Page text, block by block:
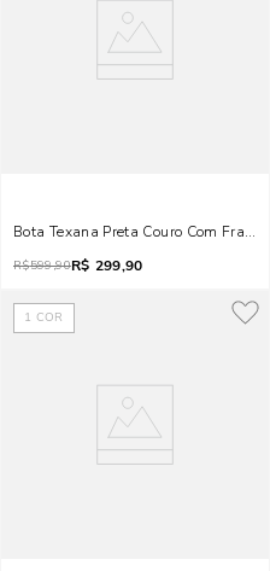
Bota Texana Preta Couro Com Franja
R$599,90R$ 299,90
1 COR